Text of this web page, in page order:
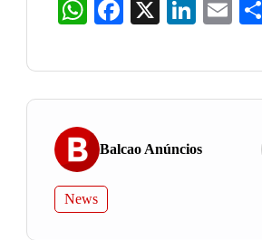
WhatsAppFacebook LinkedIn
Email
Balcao Anúncios
News